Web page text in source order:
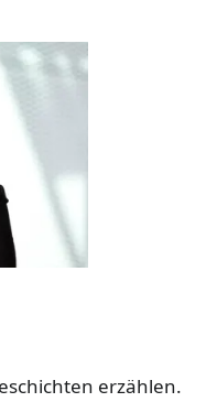
erzählen.